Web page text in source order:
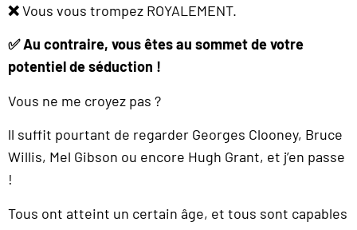
❌Vous vous trompez ROYALEMENT.
✅Au contraire, vous êtes au sommet de votre
potentiel de séduction !
Vous ne me croyez pas ?
ll suffit pourtant de regarder Georges Clooney, Bruce
Willis, Mel Gibson ou encore Hugh Grant, et j’en passe
!
Tous ont atteint un certain âge, et tous sont capables